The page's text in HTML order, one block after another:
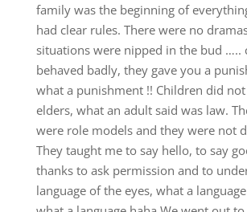
family was the beginning of
had clear rules. There were no
situations were nipped in the bud …..
behaved badly, they gave you a
what a punishment !! Children did
elders, what an adult said was law.
were role models and they were not
They taught me to say hello, to say
thanks to ask permission and to
language of the eyes, what a